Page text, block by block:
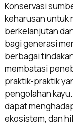
Konservasi
keharusan untuk
berkelanjutan
bagi generasi
berbagai
membatasi
praktik-praktik
pengolahan
dapat
ekosistem, dan